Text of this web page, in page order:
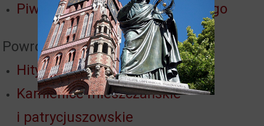
Piwnice Ratusza Staromiejskiego
Powrót do:
Hity Torunia
Kamienice mieszczańskie
i patrycjuszowskie